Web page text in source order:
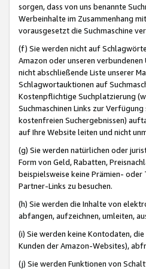
sorgen, dass von uns benannte
Werbeinhalte im Zusammenhang
vorausgesetzt die Suchmaschine
(f) Sie werden nicht auf
Amazon oder unseren
nicht abschließende Liste unserer
Schlagwortauktionen auf
Kostenpflichtige Suchplatzierung
Suchmaschinen Links zur
kostenfreien Suchergebnissen)
auf Ihre Website leiten und nicht
(g) Sie werden natürlichen oder
Form von Geld, Rabatten,
beispielsweise keine Prämien-
Partner-Links zu besuchen.
(h) Sie werden die Inhalte von
abfangen, aufzeichnen, umleiten,
(i) Sie werden keine Kontodaten,
Kunden der Amazon-Websites),
(j) Sie werden Funktionen von